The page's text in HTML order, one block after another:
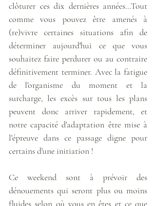
clôturer ces dix dernières années…Tout
comme vous pouvez être amenés à
(re)vivre certaines situations afin de
déterminer aujourd'hui ce que vous
souhaitez faire perdurer ou au contraire
définitivement terminer. Avec la fatigue
de l'organisme du moment et la
surcharge, les excès sur tous les plans
peuvent donc arriver rapidement, et
notre capacité d'adaptation être mise à
l'épreuve dans ce passage digne pour
certains d'une initiation !
Ce weekend sont à prévoir des
dénouements qui seront plus ou moins
fluides selon où vous en êtes et ce que